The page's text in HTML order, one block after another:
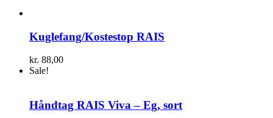
Kuglefang/Kostestop RAIS
kr. 88,00
Sale!
Håndtag RAIS Viva – Eg, sort